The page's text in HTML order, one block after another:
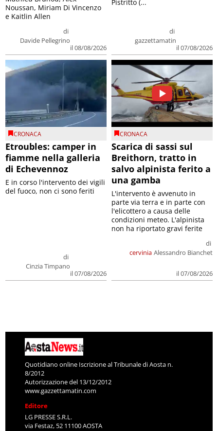
di
Davide Pellegrino
il 08/08/2026
Noussan, Miriam Di Vincenzo
e Kaitlin Allen
di
gazzettamatin
il 07/08/2026
Pistritto (...
CRONACA
Etroubles: camper in
fiamme nella galleria
di Echevennoz
di
Cinzia Timpano
il 07/08/2026
E in corso l'intervento dei vigili
del fuoco, non ci sono feriti
CRONACA
Scarica di sassi sul
Breithorn, tratto in
salvo alpinista ferito a
una gamba
cervinia
di
Alessandro Bianchet
il 07/08/2026
L'intervento è avvenuto in
parte via terra e in parte con
l'elicottero a causa delle
condizioni meteo. L'alpinista
non ha riportato gravi ferite
Quotidiano online Iscrizione al Tribunale di Aosta n.
8/2012
Autorizzazione del 13/12/2012
www.gazzettamatin.com
Editore
LG PRESSE S.R.L.
via Festaz, 52 11100 AOSTA